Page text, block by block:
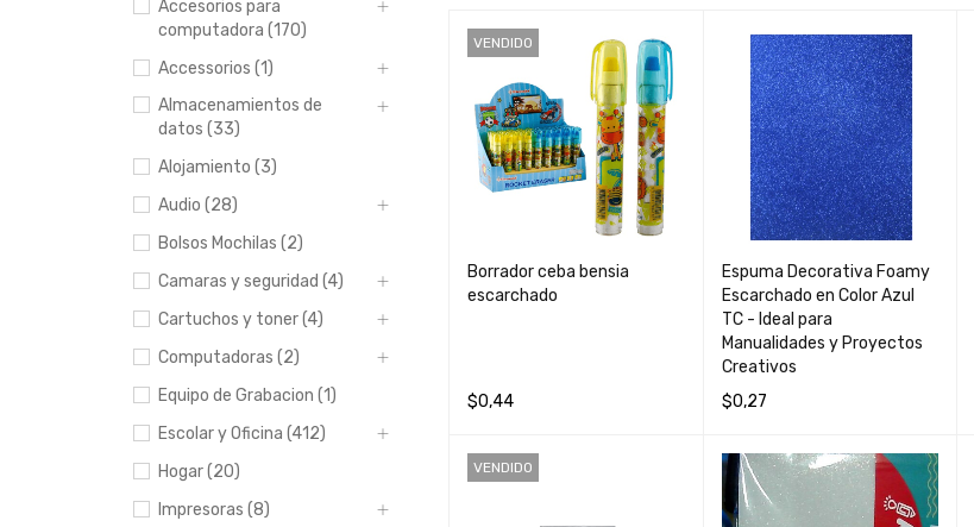
Accesorios para
computadora (170)
Accessorios (1)
Almacenamientos de
datos (33)
Alojamiento (3)
Audio (28)
Bolsos Mochilas (2)
Camaras y seguridad (4)
Cartuchos y toner (4)
Computadoras (2)
Equipo de Grabacion (1)
Escolar y Oficina (412)
Hogar (20)
Impresoras (8)
VENDIDO
Borrador ceba bensia
escarchado
$0,44
Espuma Decorativa Foamy
Escarchado en Color Azul
TC - Ideal para
Manualidades y Proyectos
Creativos
$0,27
O VIEW
VENDIDO